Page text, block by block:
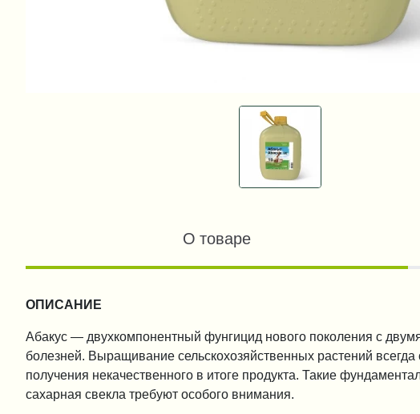
О товаре
ОПИСАНИЕ
Абакус — двухкомпонентный фунгицид нового поколения с
болезней. Выращивание сельскохозяйственных растений
получения некачественного в итоге продукта. Такие
сахарная свекла требуют особого внимания.